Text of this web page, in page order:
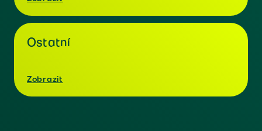
Ostatní
Zobrazit